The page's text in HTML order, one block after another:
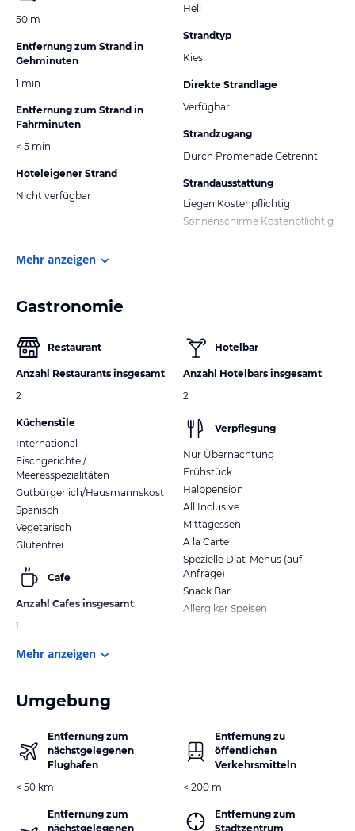
50 m
Entfernung zum Strand in
Gehminuten
1 min
Entfernung zum Strand in
Fahrminuten
< 5 min
Hoteleigener Strand
Nicht verfügbar
Hell
Strandtyp
Kies
Direkte Strandlage
Verfügbar
Strandzugang
Durch Promenade Getrennt
Strandausstattung
Liegen Kostenpflichtig
Sonnenschirme Kostenpflichtig
Mehr anzeigen
Gastronomie
Restaurant
Anzahl Restaurants insgesamt
2
Küchenstile
International
Fischgerichte /
Meeresspezialitäten
Gutbürgerlich/Hausmannskost
Spanisch
Vegetarisch
Glutenfrei
Cafe
Anzahl Cafes insgesamt
1
Hotelbar
Anzahl Hotelbars insgesamt
2
Verpflegung
Nur Übernachtung
Frühstück
Halbpension
All Inclusive
Mittagessen
A la Carte
Spezielle Diät-Menüs (auf
Anfrage)
Snack Bar
Allergiker Speisen
Mehr anzeigen
Umgebung
Entfernung zum
nächstgelegenen
Flughafen
< 50 km
Entfernung zum
nächstgelegenen
Entfernung zu
öffentlichen
Verkehrsmitteln
< 200 m
Entfernung zum
Stadtzentrum